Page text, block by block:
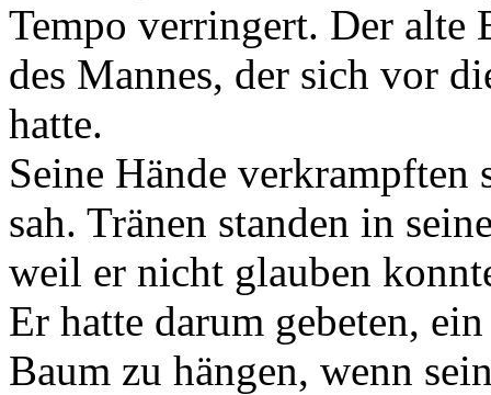
Tempo verringert. Der alte
des Mannes, der sich vor
hatte.
Seine Hände verkrampften
sah. Tränen standen in
weil er nicht glauben
Er hatte darum gebeten,
Baum zu hängen, wenn